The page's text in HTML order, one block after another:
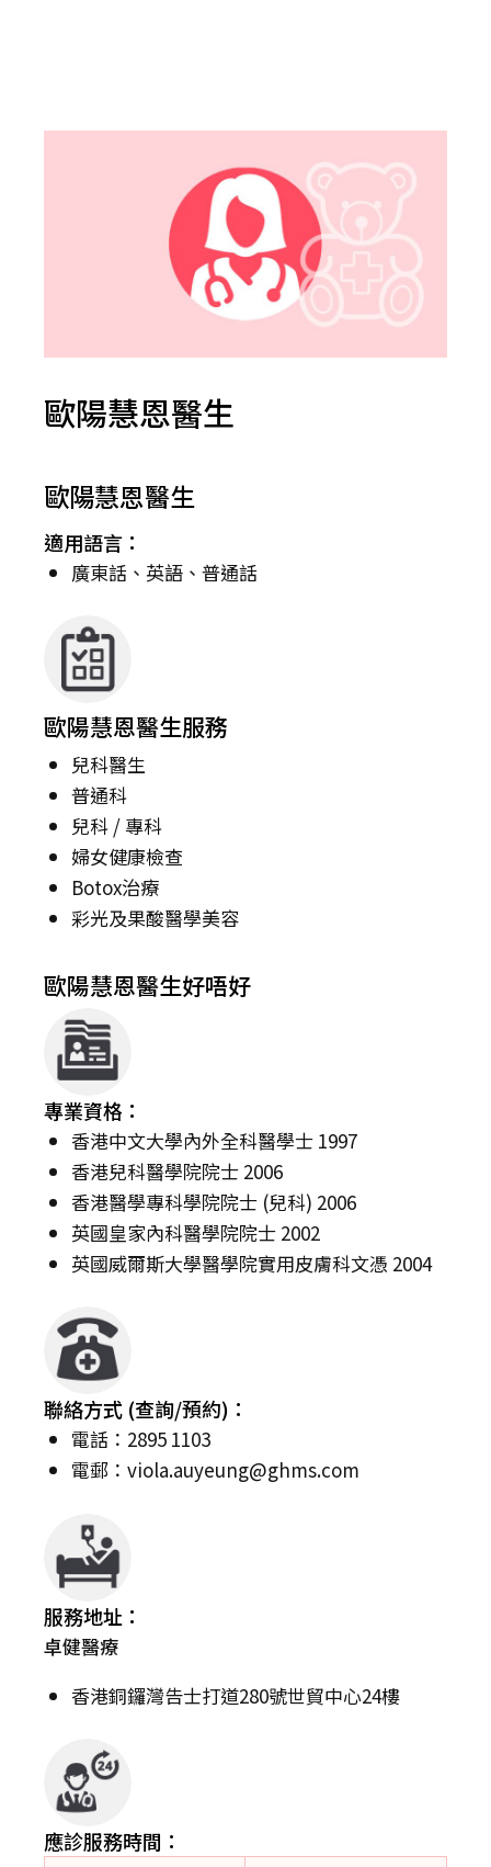
歐陽慧恩醫生
歐陽慧恩醫生
適用語言：
廣東話、英語、普通話
歐陽慧恩醫生服務
兒科醫生
普通科
兒科 / 專科
婦女健康檢查
Botox治療
彩光及果酸醫學美容
歐陽慧恩醫生好唔好
專業資格：
香港中文大學內外全科醫學士 1997
香港兒科醫學院院士 2006
香港醫學專科學院院士 (兒科) 2006
英國皇家內科醫學院院士 2002
英國威爾斯大學醫學院實用皮膚科文憑 2004
聯絡方式 (查詢/預約)：
電話：2895 1103
電郵： viola.auyeung@ghms.com
服務地址：
卓健醫療
香港銅鑼灣告士打道280號世貿中心24樓
應診服務時間：